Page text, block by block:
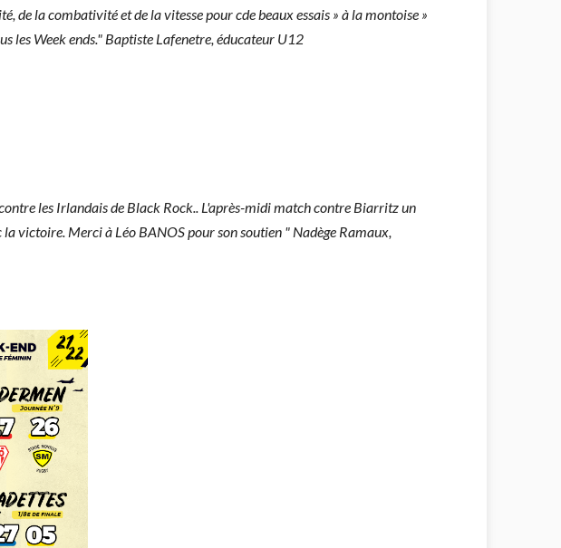
de la combativité et de la vitesse pour cde beaux essais » à la montoise »
les Week ends." Baptiste Lafenetre, éducateur U12
les Irlandais de Black Rock.. L'après-midi match contre Biarritz un
victoire. Merci à Léo BANOS pour son soutien " Nadège Ramaux,